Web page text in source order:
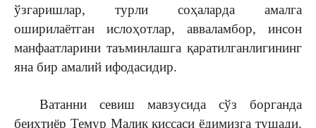
ўзгаришлар, турли соҳаларда амалга
оширилаётган ислоҳотлар, авваламбор, инсон
манфаатларини таъминлашга қаратилганлигининг
яна бир амалий ифодасидир.
Ватанни севиш мавзусида сўз борганда
беихтиёр Темур Малик қиссаси ёдимизга тушади.